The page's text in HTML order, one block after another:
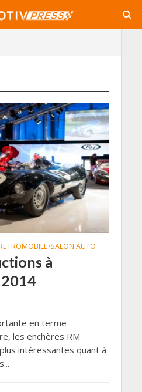
•SALON AUTO
à
en terme
les enchères RM
intéressantes quant à